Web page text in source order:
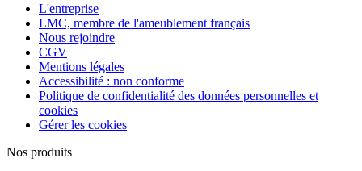
L'entreprise
LMC, membre de l'ameublement français
Nous rejoindre
CGV
Mentions légales
Accessibilité : non conforme
Politique de confidentialité des données personnelles et
cookies
Gérer les cookies
Nos produits